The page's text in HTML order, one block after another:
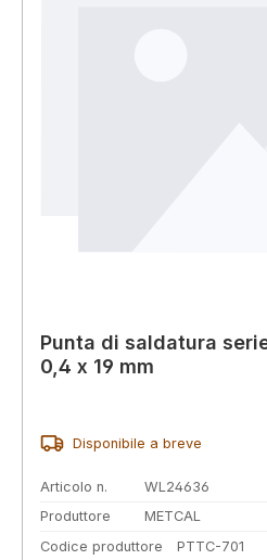
Punta di saldatura
0,4 x 19 mm
Disponibile a breve
Articolo n.
WL24636
Produttore
METCAL
Codice produttore
PTTC-701